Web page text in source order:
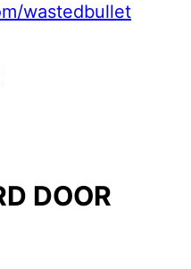
wastedbullet
DOOR